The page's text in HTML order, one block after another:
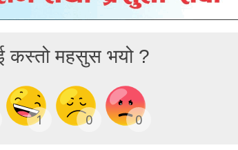
कस्तो महसुस भयो ?
1 0 0